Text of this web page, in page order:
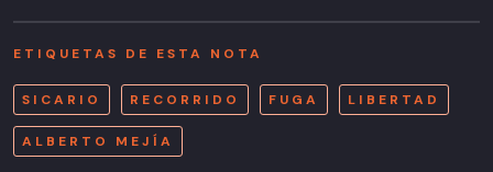
ETIQUETAS DE ESTA NOTA
SICARIO RECORRIDO FUGA LIBERTAD
ALBERTO MEJÍA